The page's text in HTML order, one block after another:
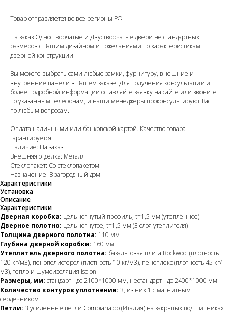
Товар отправляется во все регионы РФ.
На заказ Одностворчатые и Двустворчатые двери не стандартных
размеров с Вашим дизайном и пожеланиями по характеристикам
дверной конструкции.
Вы можете выбрать сами любые замки, фурнитуру, внешние и
внутренние панели в Вашем заказе. Для получения консультации и
более подробной информации оставляйте заявку на сайте или звоните
по указанным телефонам, и наши менеджеры проконсультируют Вас
по любым вопросам.
Оплата наличными или банковской картой. Качество товара
гарантируется.
Наличие: На заказ
Внешняя отделка: Металл
Стеклопакет: Со стеклопакетом
Назначение: В загородный дом
Характеристики
Установка
Описание
Характеристики
Дверная коробка: цельногнутый профиль, t=1,5 мм (утеплённое)
Дверное полотно: цельногнутое, t=1,5 мм (3 слоя утеплителя)
Толщина дверного полотна: 110 мм
Глубина дверной коробки: 160 мм
Утеплитель дверного полотна: базальтовая плита Rockwool (плотность
120 кг/м3), пенополистерол (плотность 10 кг/м3), пеноплекс (плотность 45 кг/
м3), тепло и шумоизоляция Isolon
Размеры, мм: стандарт - до 2100*1000 мм, нестандарт - до 2400*1000 мм
Количество контуров уплотнения: 3, из них 1 с магнитным
сердечником
Петли: 3 усиленные петли Combiarialdo (Италия) на закрытых подшипниках